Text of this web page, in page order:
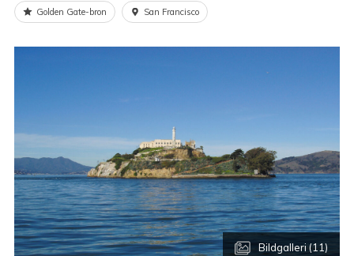
Golden Gate-bron San Francisco
Bildgalleri (11)